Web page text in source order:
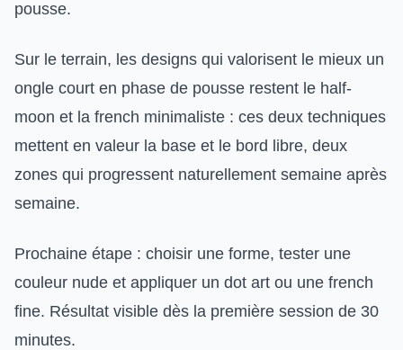
pousse.
Sur le terrain, les designs qui valorisent le mieux un
ongle court en phase de pousse restent le half-
moon et la french minimaliste : ces deux techniques
mettent en valeur la base et le bord libre, deux
zones qui progressent naturellement semaine après
semaine.
Prochaine étape : choisir une forme, tester une
couleur nude et appliquer un dot art ou une french
fine. Résultat visible dès la première session de 30
minutes.